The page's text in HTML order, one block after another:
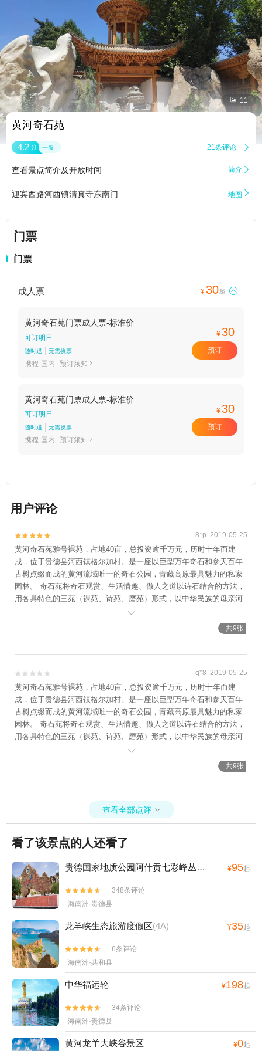
 11
黄河奇石苑
4.2 分 一般 21条评论 
查看景点简介及开放时间 简介 
迎宾西路河西镇清真寺东南门 地图 
门票
门票
成人票 ¥30起 
黄河奇石苑门票成人票-标准价
可订明日
随时退 无需换票
携程-国内 预订须知 
¥30
预订
黄河奇石苑门票成人票-标准价
可订明日
随时退 无需换票
携程-国内 预订须知 
¥30
预订
用户评论

 8*p 2019-05-25
黄河奇石苑雅号裸苑，占地40亩，总投资逾千万元，历时十年而建
成，位于贵德县河西镇格尔加村。是一座以巨型万年奇石和参天百年
古树点缀而成的黄河流域唯一的奇石公园，青藏高原最具魅力的私家
园林。 奇石苑将奇石观赏、生活情趣、做人之道以诗石结合的方法，
用各具特色的三苑（裸苑、诗苑、磨苑）形式，以中华民族的母亲河
——黄河为背景，用磅礴的黄河文化展示出华夏文明的风采。

共9张

 q*8 2019-05-25
黄河奇石苑雅号裸苑，占地40亩，总投资逾千万元，历时十年而建
成，位于贵德县河西镇格尔加村。是一座以巨型万年奇石和参天百年
古树点缀而成的黄河流域唯一的奇石公园，青藏高原最具魅力的私家
园林。 奇石苑将奇石观赏、生活情趣、做人之道以诗石结合的方法，
用各具特色的三苑（裸苑、诗苑、磨苑）形式，以中华民族的母亲河
——黄河为背景，用磅礴的黄河文化展示出华夏文明的风采。

共9张
查看全部点评 
看了该景点的人还看了
贵德国家地质公园阿什贡七彩峰丛景区 (4A)¥95起


348条评论
海南洲·贵德县
龙羊峡生态旅游度假区(4A) ¥35起


6条评论
海南洲·共和县
中华福运轮 ¥198起


34条评论
海南洲·贵德县
黄河龙羊大峡谷景区 ¥0起